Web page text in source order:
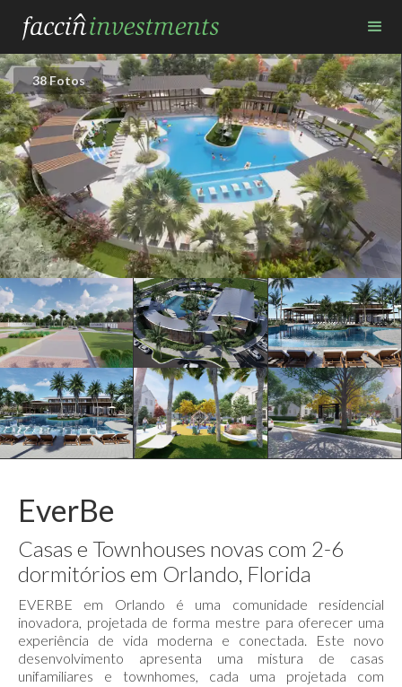
38 Fotos
EverBe
Casas e Townhouses novas com 2-6
dormitórios em Orlando, Florida
EVERBE em Orlando é uma comunidade residencial
inovadora, projetada de forma mestre para oferecer uma
experiência de vida moderna e conectada. Este novo
desenvolvimento apresenta uma mistura de casas
unifamiliares e townhomes, cada uma projetada com